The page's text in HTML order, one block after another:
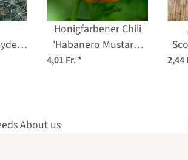
Honigfarbener Chili
'Habanero Mustard'
(Capsicum chinense)
4,01 Fr.* 2,44